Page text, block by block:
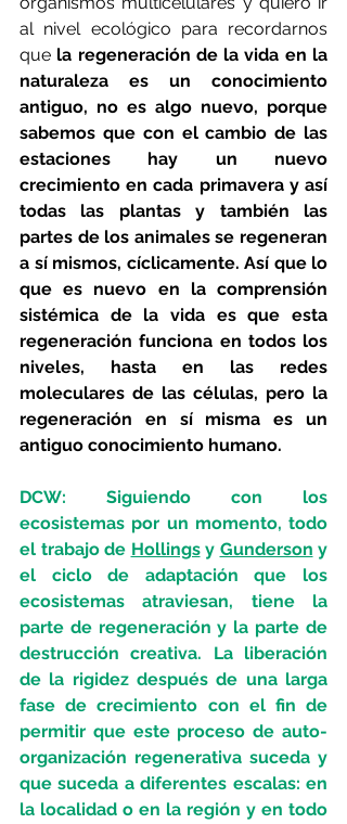
al nivel ecológico para recordarnos
que la regeneración de la vida en la
naturaleza es un conocimiento
antiguo, no es algo nuevo, porque
sabemos que con el cambio de las
estaciones hay un nuevo
crecimiento en cada primavera y así
todas las plantas y también las
partes de los animales se regeneran
a sí mismos, cíclicamente. Así que lo
que es nuevo en la comprensión
sistémica de la vida es que esta
regeneración funciona en todos los
niveles, hasta en las redes
moleculares de las células, pero la
regeneración en sí misma es un
antiguo conocimiento humano.
DCW: Siguiendo con los
ecosistemas por un momento, todo
el trabajo de Hollings y Gunderson y
el ciclo de adaptación que los
ecosistemas atraviesan, tiene la
parte de regeneración y la parte de
destrucción creativa. La liberación
de la rigidez después de una larga
fase de crecimiento con el fin de
permitir que este proceso de auto-
organización regenerativa suceda y
que suceda a diferentes escalas: en
la localidad o en la región y en todo